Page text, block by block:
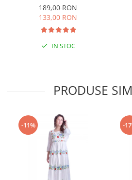
189,00 RON
133,00 RON
IN STOC
PRODUSE
-11% -